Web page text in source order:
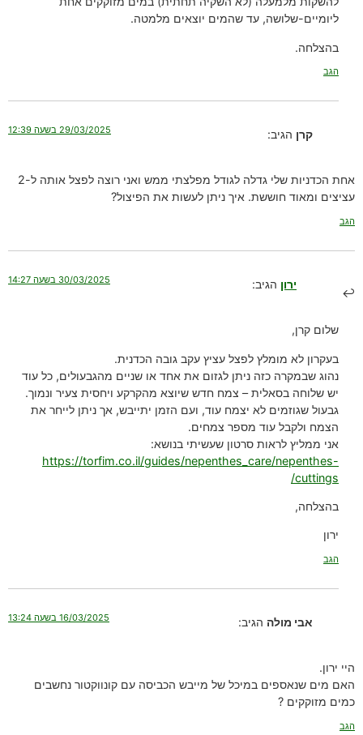
ליומיים-שלושה, עד שהמים יוצאים מלמטה.
בהצלחה.
הגב
קרן הגיב: 29/03/2025 בשעה 12:39
אחת הכדניות שלי גדלה לגודל מפלצתי ממש ואני רוצה לפצל אותה ל-2
עציצים ומאוד חוששת. איך ניתן לעשות את הפיצול?
הגב
ירון הגיב: 30/03/2025 בשעה 14:27
שלום קרן,
בעקרון לא מומלץ לפצל עציץ עקב גובה הכדנית.
נהוג שבמקרה כזה ניתן לגזום את אחד או שניים מהגבעולים, כל עוד
יש שלוחה בסאלית – צמח חדש שיוצא מהקרקע ויחסית צעיר ונמוך.
גבעול שגוזמים לא יצמח עוד, ועם הזמן יתייבש, אך ניתן לייחר את
הצמח ולקבל עוד מספר צמחים.
אני ממליץ לראות סרטון שעשיתי בנושא:
https://torfim.co.il/guides/nepenthes_care/nepenthes-
cuttings/
בהצלחה,
ירון
הגב
אבי מולה הגיב: 16/03/2025 בשעה 13:24
היי ירון.
האם מים שנאספים במיכל של מייבש הכביסה עם קונווקטור נחשבים
כמים מזוקקים ?
הגב